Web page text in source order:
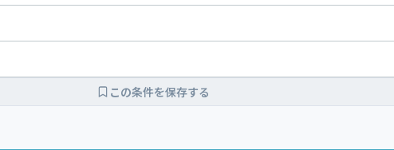
この条件を保存する